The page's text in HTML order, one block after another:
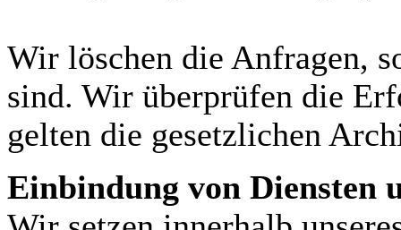
Wir löschen die Anfragen,
sind. Wir überprüfen die
gelten die gesetzlichen
Einbindung von Diensten